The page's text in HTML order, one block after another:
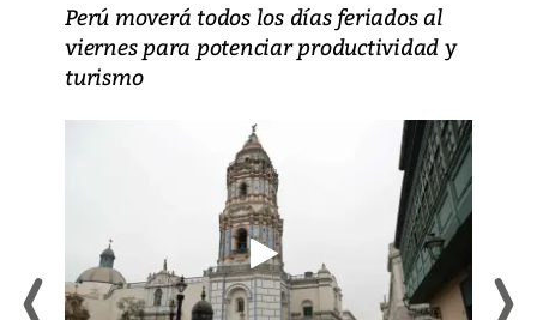
Perú moverá todos los días feriados al
viernes para potenciar productividad y
turismo